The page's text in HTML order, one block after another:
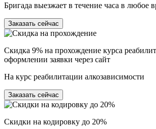
Бригада выезжает в течение часа в любое
Заказать сейчас
Скидка 9% на прохождение курса
оформлении заявки через сайт
На курс реабилитации алкозависимости
Заказать сейчас
Скидки на кодировку до 20%